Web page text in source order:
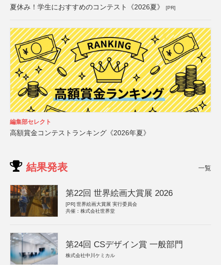
夏休み！学生におすすめのコンテスト《2026夏》 [PR]
編集部セレクト
高額賞金コンテストランキング《2026年夏》
結果発表 一覧
第22回 世界絵画大賞展 2026
[PR] 世界絵画大賞展 実行委員会
共催：株式会社世界堂
第24回 CSデザイン賞 一般部門
株式会社中川ケミカル